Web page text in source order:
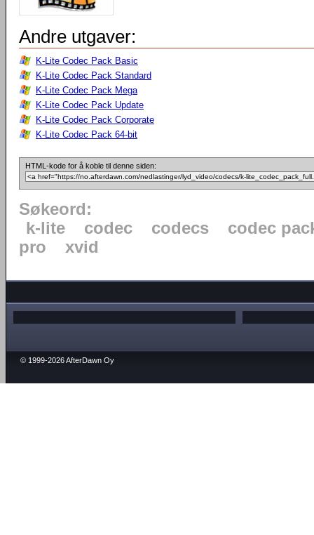
Andre utgaver:
K-Lite Codec Pack Basic
K-Lite Codec Pack Standard
K-Lite Codec Pack Mega
K-Lite Codec Pack Update
K-Lite Codec Pack Corporate
K-Lite Codec Pack 64-bit
HTML-kode for å koble til denne siden:
Søkeord:
k-lite
codec codecs
codec
pro
xvid
© 1999-2026 AfterDawn Oy